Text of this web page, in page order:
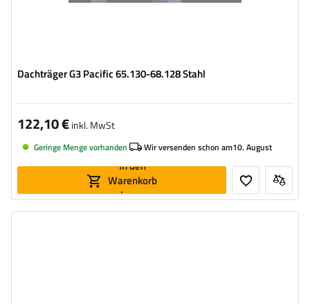
Dachträger G3 Pacific 65.130-68.128 Stahl
122,10 €inkl. MwSt
Geringe Menge vorhanden Wir versenden schon am10. August
In den
Warenkorb
legen